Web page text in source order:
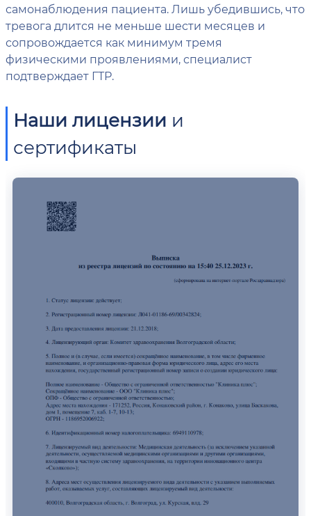
самонаблюдения пациента. Лишь убедившись, что
тревога длится не меньше шести месяцев и
сопровождается как минимум тремя
физическими проявлениями, специалист
подтверждает ГТР.
Наши лицензии и
сертификаты